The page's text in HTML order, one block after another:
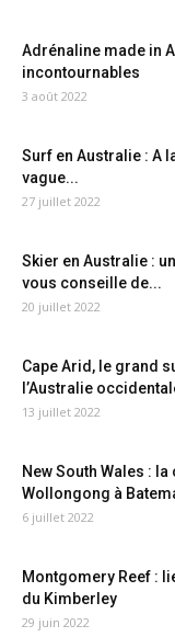
Adrénaline made in
incontournables
3 août 2022
Surf en Australie : A
vague...
27 juillet 2022
Skier en Australie :
vous conseille de...
20 juillet 2022
Cape Arid, le grand
l’Australie
13 juillet 2022
New South Wales :
Wollongong à
6 juillet 2022
Montgomery Reef :
du Kimberley
29 juin 2022